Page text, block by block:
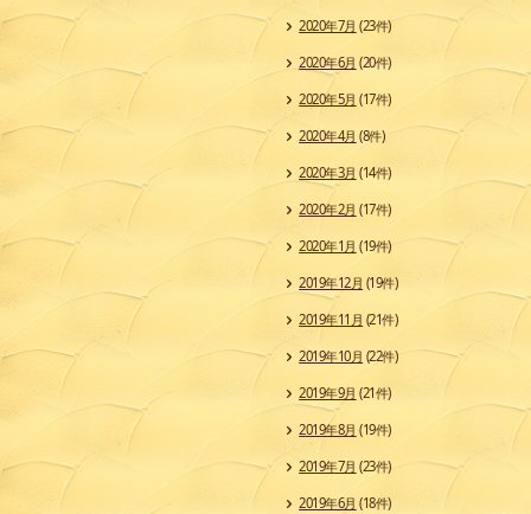
2020年7月 (23件)
2020年6月 (20件)
2020年5月 (17件)
2020年4月 (8件)
2020年3月 (14件)
2020年2月 (17件)
2020年1月 (19件)
2019年12月 (19件)
2019年11月 (21件)
2019年10月 (22件)
2019年9月 (21件)
2019年8月 (19件)
2019年7月 (23件)
2019年6月 (18件)